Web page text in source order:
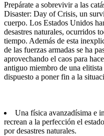
Prepárate a sobrevivir a las
Disaster: Day of Crisis, un
cuerpo. Los Estados Unidos
desastres naturales, ocurridos
tiempo. Además de esta
de las fuerzas armadas se ha
aprovechando el caos para
antiguo miembro de una
dispuesto a poner fin a la
Una física avanzadísima e
recrean a la perfección el
por desastres naturales.